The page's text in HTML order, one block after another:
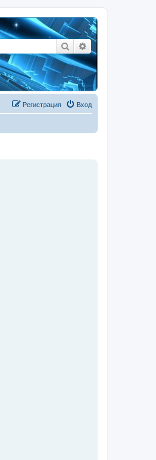
ПоискРасширенный
Вход
Регистрация